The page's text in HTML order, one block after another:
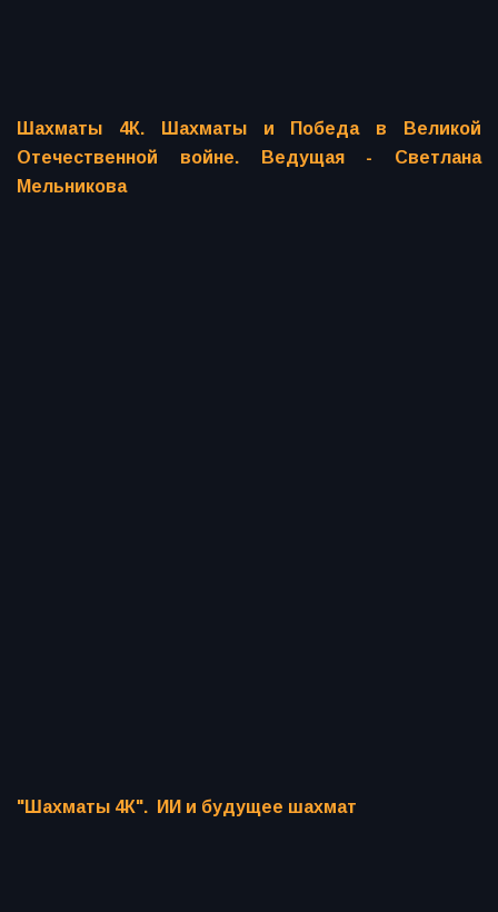
Шахматы 4К. Шахматы и Победа в Великой
Отечественной войне. Ведущая - Светлана
Мельникова
"Шахматы 4К". ИИ и будущее шахмат